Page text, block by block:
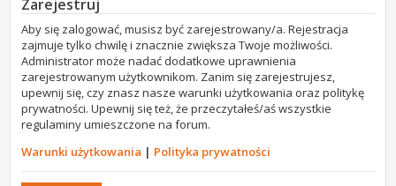
Zarejestruj
Aby się zalogować, musisz być zarejestrowany/a. Rejestracja
zajmuje tylko chwilę i znacznie zwiększa Twoje możliwości.
Administrator może nadać dodatkowe uprawnienia
zarejestrowanym użytkownikom. Zanim się zarejestrujesz,
upewnij się, czy znasz nasze warunki użytkowania oraz politykę
prywatności. Upewnij się też, że przeczytałeś/aś wszystkie
regulaminy umieszczone na forum.
Warunki użytkowania | Polityka prywatności